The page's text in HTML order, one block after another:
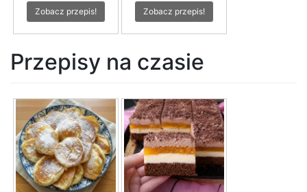
Zobacz przepis! Zobacz przepis!
Przepisy na czasie